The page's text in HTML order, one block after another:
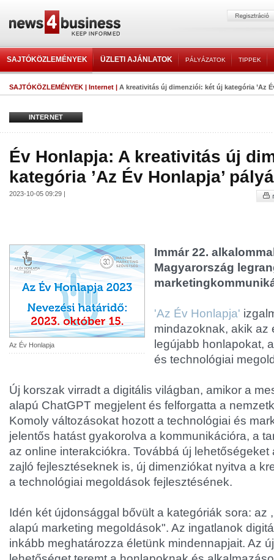
SAJTÓKÖZLEMÉNYEK ÜZLETI AJÁNLATOK PÁLYÁZATOK TIPPEK
SAJTÓKÖZLEMÉNYEK | Internet | A kreativitás új dimenziói: két új kategória ’Az
INTERNET
Év Honlapja: A kreativitás új
kategória ’Az Év Honlapja’
2023-10-05 09:29 |
Az Év Honlapja
Immár 22.
Magyarország
'Az Év Honlapja'
mindazoknak, akik az
legújabb honlapokat,
és technológiai
Új korszak virradt a digitális világban, amikor a
alapú ChatGPT megjelent és felforgatta a
Komoly változásokat hozott a technológiai és
jelentős hatást gyakorolva a kommunikációra, a
az online interakciókra. Továbbá új lehetőségeket
zajló fejlesztéseknek is, új dimenziókat nyitva a
a technológiai megoldások fejlesztésének.
Idén két újdonsággal bővült a kategóriák sora: az
alapú marketing megoldások". Az ingatlanok
inkább meghatározza életünk mindennapjait. Az